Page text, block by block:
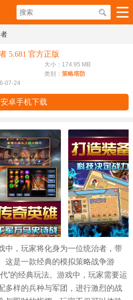
5.681 官方正版
大小：174.95 MB
类别： 策略塔防
07-24
安卓手机下载
中，玩家将化身为一位统治者，带
这是一款经典的模拟策略战争游
”的经典玩法。游戏中，玩家需要运
多样的兵种与军团，进行激烈的战